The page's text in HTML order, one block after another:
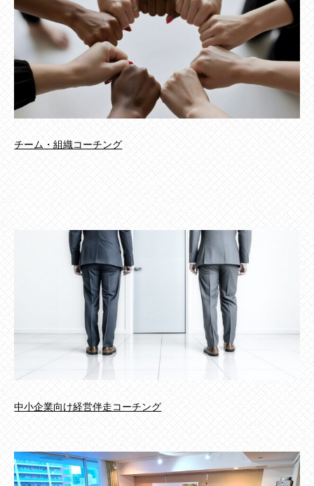
チーム・組織コーチング
中小企業向け経営伴走コーチング